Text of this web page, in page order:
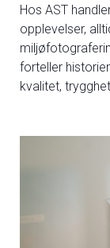
Hos AST
opplevelser,
forteller
kvalitet,